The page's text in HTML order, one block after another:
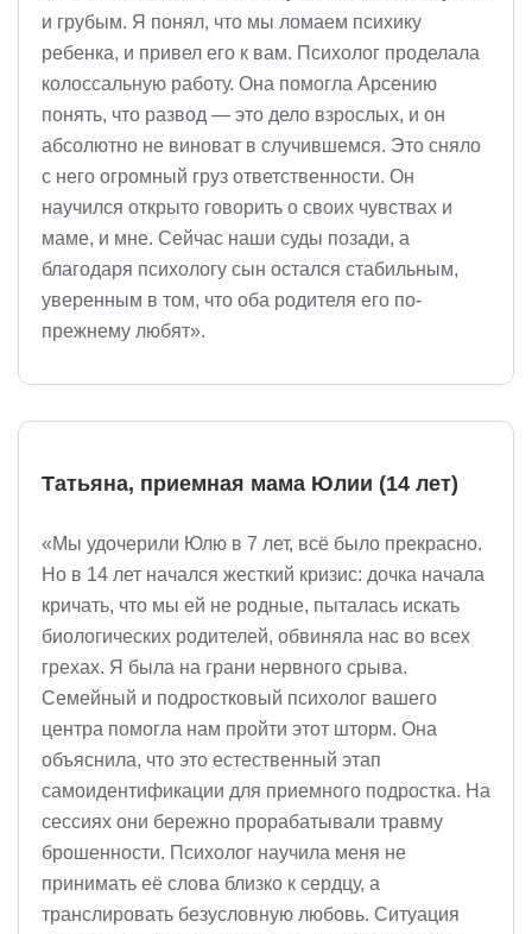
и грубым. Я понял, что мы ломаем психику
ребенка, и привел его к вам. Психолог проделала
колоссальную работу. Она помогла Арсению
понять, что развод — это дело взрослых, и он
абсолютно не виноват в случившемся. Это сняло
с него огромный груз ответственности. Он
научился открыто говорить о своих чувствах и
маме, и мне. Сейчас наши суды позади, а
благодаря психологу сын остался стабильным,
уверенным в том, что оба родителя его по-
прежнему любят».
Татьяна, приемная мама Юлии (14 лет)
«Мы удочерили Юлю в 7 лет, всё было прекрасно.
Но в 14 лет начался жесткий кризис: дочка начала
кричать, что мы ей не родные, пыталась искать
биологических родителей, обвиняла нас во всех
грехах. Я была на грани нервного срыва.
Семейный и подростковый психолог вашего
центра помогла нам пройти этот шторм. Она
объяснила, что это естественный этап
самоидентификации для приемного подростка. На
сессиях они бережно прорабатывали травму
брошенности. Психолог научила меня не
принимать её слова близко к сердцу, а
транслировать безусловную любовь. Ситуация